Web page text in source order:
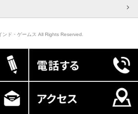
ド・ゲームス All Rights Reserved.